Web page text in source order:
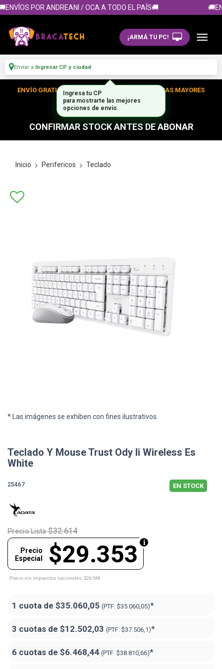
POR ANDREANI / OCA A TODO EL PAÍS🚚
¡ARMÁ TU PC!
Enviar a Ingresar CP y ciudad
ENVÍO GRATIS DENTRO DE CABA EN TUS COMPRAS MAYORES
A $300.000
CONFIRMAR STOCK ANTES DE ABONAR
Inicio Perifericos Teclado
* Las imágenes se exhiben con fines ilustrativos.
Teclado Y Mouse Trust Ody Ii Wireless Es
White
25467 EN STOCK
Precio Lista $32.614
$29.353
Precio
Especial
Precio sin impuestos nacionales: $26.564
1 cuota de $35.060,05 (PTF: $35.060,05)*
3 cuotas de $12.502,03 (PTF: $37.506,1)*
6 cuotas de $6.468,44 (PTF: $38.810,66)*